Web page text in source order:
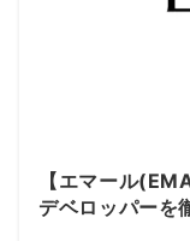
【エマール
デベロッパーを